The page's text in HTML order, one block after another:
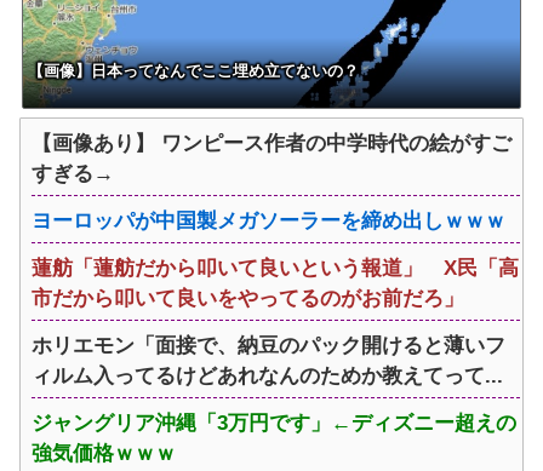
【画像】日本ってなんでここ埋め立てないの？
【画像あり】 ワンピース作者の中学時代の絵がすご
すぎる→
ヨーロッパが中国製メガソーラーを締め出しｗｗｗ
蓮舫「蓮舫だから叩いて良いという報道」 X民「高
市だから叩いて良いをやってるのがお前だろ」
ホリエモン「面接で、納豆のパック開けると薄いフ
ィルム入ってるけどあれなんのためか教えてって...
ジャングリア沖縄「3万円です」←ディズニー超えの
強気価格ｗｗｗ